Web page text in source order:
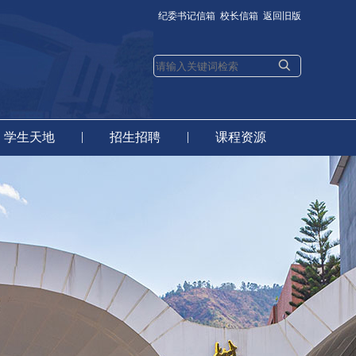
纪委书记信箱 校长信箱 返回旧版
学生天地 | 招生招聘 | 课程资源